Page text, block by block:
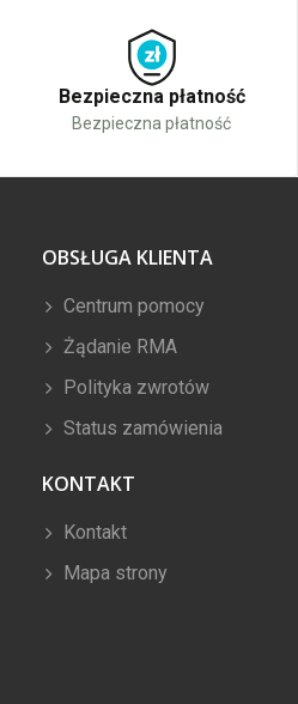
Bezpieczna płatność
Bezpieczna płatność
OBSŁUGA KLIENTA
Centrum pomocy
Żądanie RMA
Polityka zwrotów
Status zamówienia
KONTAKT
Kontakt
Mapa strony